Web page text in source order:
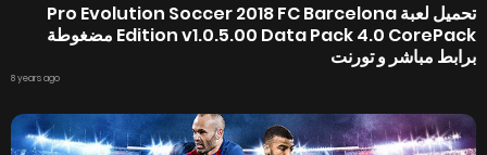
تحميل لعبة Pro Evolution Soccer 2018 FC Barcelona
Edition v1.0.5.00 Data Pack 4.0 CorePack مضغوطة
برابط مباشر و تورنت
8 years ago